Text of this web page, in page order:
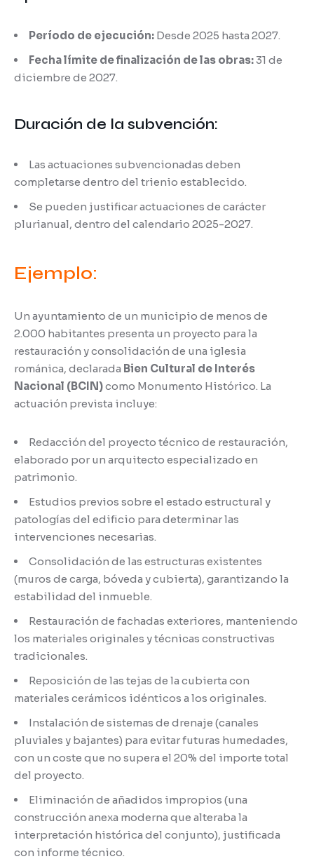
Período de ejecución: Desde 2025 hasta 2027.
Fecha límite de finalización de las obras: 31 de
diciembre de 2027.
Duración de la subvención:
Las actuaciones subvencionadas deben
completarse dentro del trienio establecido.
Se pueden justificar actuaciones de carácter
plurianual, dentro del calendario 2025-2027.
Ejemplo:
Un ayuntamiento de un municipio de menos de
2.000 habitantes presenta un proyecto para la
restauración y consolidación de una iglesia
románica, declarada Bien Cultural de Interés
Nacional (BCIN)como Monumento Histórico. La
actuación prevista incluye:
Redacción del proyecto técnico de restauración,
elaborado por un arquitecto especializado en
patrimonio.
Estudios previos sobre el estado estructural y
patologías del edificio para determinar las
intervenciones necesarias.
Consolidación de las estructuras existentes
(muros de carga, bóveda y cubierta), garantizando la
estabilidad del inmueble.
Restauración de fachadas exteriores, manteniendo
los materiales originales y técnicas constructivas
tradicionales.
Reposición de las tejas de la cubierta con
materiales cerámicos idénticos a los originales.
Instalación de sistemas de drenaje (canales
pluviales y bajantes) para evitar futuras humedades,
con un coste que no supera el 20% del importe total
del proyecto.
Eliminación de añadidos impropios (una
construcción anexa moderna que alteraba la
interpretación histórica del conjunto), justificada
con informe técnico.